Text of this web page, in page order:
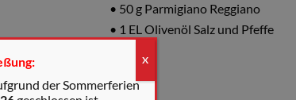
• 50 g Parmigiano Reggiano
• 1 EL Olivenöl Salz und Pfeffe
der Sommerferien
X